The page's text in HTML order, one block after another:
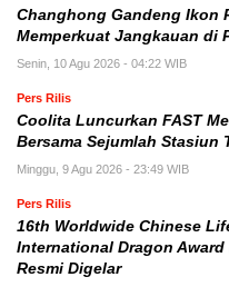
Changhong Gandeng Ikon
Memperkuat Jangkauan di
Senin, 10 Agu 2026 - 04:22 WIB
Pers Rilis
Coolita Luncurkan FAST
Bersama Sejumlah Stasiun
Minggu, 9 Agu 2026 - 23:49 WIB
Pers Rilis
16th Worldwide Chinese
International Dragon
Resmi Digelar